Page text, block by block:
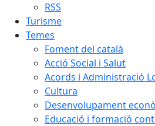
RSS
Turisme
Temes
Foment del català
Acció Social i Salut
Acords i Administració
Cultura
Desenvolupament
Educació i formació